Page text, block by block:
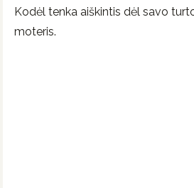
Kodėl tenka aiškintis dėl savo
moteris.